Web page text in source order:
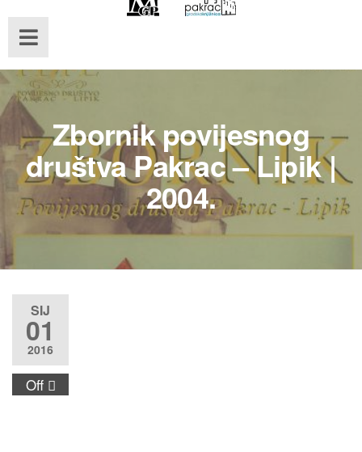
Zbornik povijesnog
društva Pakrac – Lipik |
2004.
SIJ
01
2016
Off